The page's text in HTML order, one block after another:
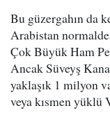
Bu güzergahın da
Arabistan
Çok Büyük Ham
Ancak Süveyş
yaklaşık 1 milyon
veya kısmen yüklü